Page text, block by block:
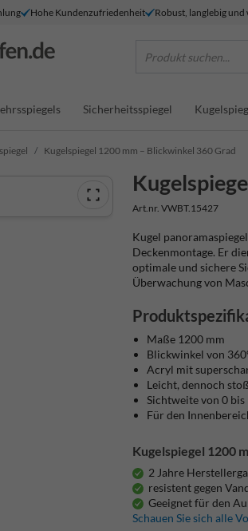
Hohe Kundenzufriedenheit Robust, langlebig
Produkt suchen...
Sicherheitsspiegel
Kugelspiegel 1200 mm – Blickwinkel 360 Grad
Art.nr. VWBT.15427
Kugel
Deckenmontage. Er
optimale und sichere
Überwachung von
Maße 1200 mm
Blickwinkel von
Acryl mit
Leicht, dennoch
Sichtweite von 0
Für den
Kugelspiegel 1200
2 Jahre
resistent gegen
Geeignet für den
Schauen Sie sich alle